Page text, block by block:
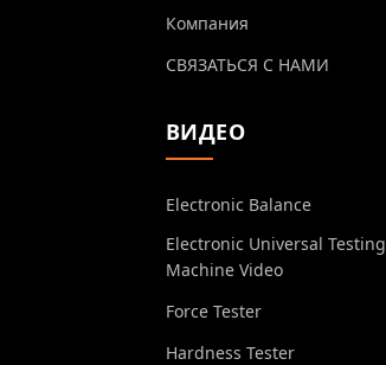
Компания
СВЯЗАТЬСЯ С НАМИ
ВИДЕО
Electronic Balance
Electronic Universal Testing
Machine Video
Force Tester
Hardness Tester